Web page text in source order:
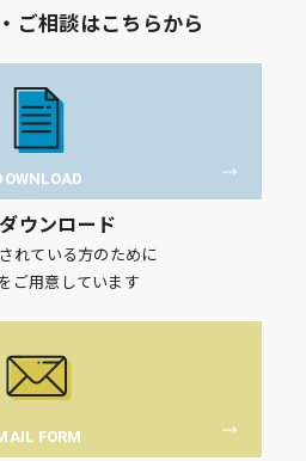
ご相談はこちらから
ウンロード
れている方のために
ご用意しています
FORM